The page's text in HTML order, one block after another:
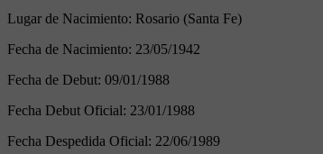
Lugar de Nacimiento: Rosario (Santa Fe)
Fecha de Nacimiento: 23/05/1942
Fecha de Debut: 09/01/1988
Fecha Debut Oficial: 23/01/1988
Fecha Despedida Oficial: 22/06/1989